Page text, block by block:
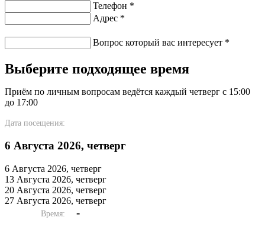
Телефон *
Адрес *
Вопрос который вас интересует *
Выберите подходящее время
Приём по личным вопросам ведётся каждый четверг с 15:00
до 17:00
Дата посещения:
6 Августа 2026, четверг
6 Августа 2026, четверг
13 Августа 2026, четверг
20 Августа 2026, четверг
27 Августа 2026, четверг
Время: -